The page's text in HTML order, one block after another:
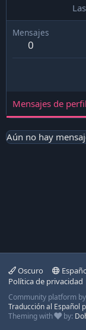
Mensajes
0
Mensajes de perfil
Aún no hay
Oscuro
Política de privacidad
Community platform
Traducción al Español
Theming with
by: